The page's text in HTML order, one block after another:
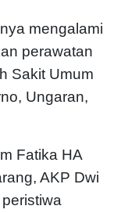
mengalami
perawatan
Sakit Umum
Ungaran,
Fatika HA
AKP Dwi